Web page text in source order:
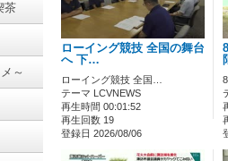
茶
～
ローイング競技 全国の舞台
へ 下…
ローイング競技 全国…
テーマ LCVNEWS
再生時間 00:01:52
再生回数 19
登録日 2026/08/06